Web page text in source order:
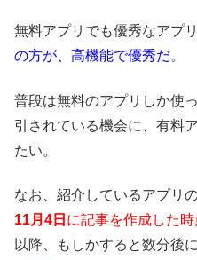
無料アプリでも優秀なアプ
の方が、高機能で優秀だ。
普段は無料のアプリしか使
引されている機会に、有料
たい。
なお、紹介しているアプリ
11月4日 に記事を作成した
以降、もしかすると数分後